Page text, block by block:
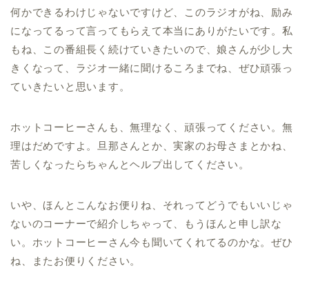
何かできるわけじゃないですけど、このラジオがね、励み
になってるって言ってもらえて本当にありがたいです。私
もね、この番組長く続けていきたいので、娘さんが少し大
きくなって、ラジオ一緒に聞けるころまでね、ぜひ頑張っ
ていきたいと思います。
ホットコーヒーさんも、無理なく、頑張ってください。無
理はだめですよ。旦那さんとか、実家のお母さまとかね、
苦しくなったらちゃんとヘルプ出してください。
いや、ほんとこんなお便りね、それってどうでもいいじゃ
ないのコーナーで紹介しちゃって、もうほんと申し訳な
い。ホットコーヒーさん今も聞いてくれてるのかな。ぜひ
ね、またお便りください。